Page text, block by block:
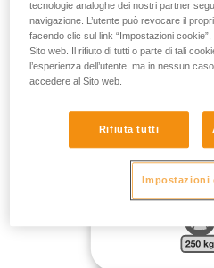
PER UNA MASSA FINO A 250
PUNTO DI RINVIO:
tecnologie analoghe dei nostri partner
navigazione. L’utente può revocare il
facendo clic sul link “Impostazioni
Sito web. Il rifiuto di tutti o parte di tali
l’esperienza dell’utente, ma in nessun
accedere al Sito web.
Rifiuta tutti
Impostazioni